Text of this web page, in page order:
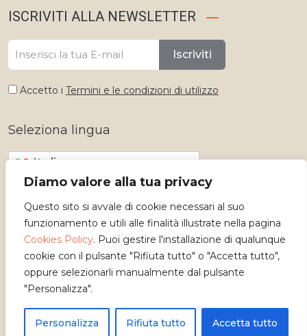
Diamo valore alla tua privacy
Questo sito si avvale di cookie necessari al suo
funzionamento e utili alle finalità illustrate nella pagina
Cookies Policy. Puoi gestire l'installazione di qualunque
cookie con il pulsante "Rifiuta tutto" o "Accetta tutto",
oppure selezionarli manualmente dal pulsante
"Personalizza".
Personalizza Rifiuta tutto Accetta tutto
ISCRIVITI ALLA NEWSLETTER
Iscriviti
Accetto i Termini e le condizioni di utilizzo
Seleziona lingua
Italiano
Copyright 2026 - Osservatorio dei Mestieri d'Arte